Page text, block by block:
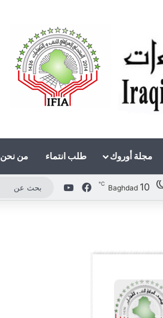
مجلة أوروك طلب انتماء من نحن
Baghdad 10
℃ فيسبوك‫YouTube